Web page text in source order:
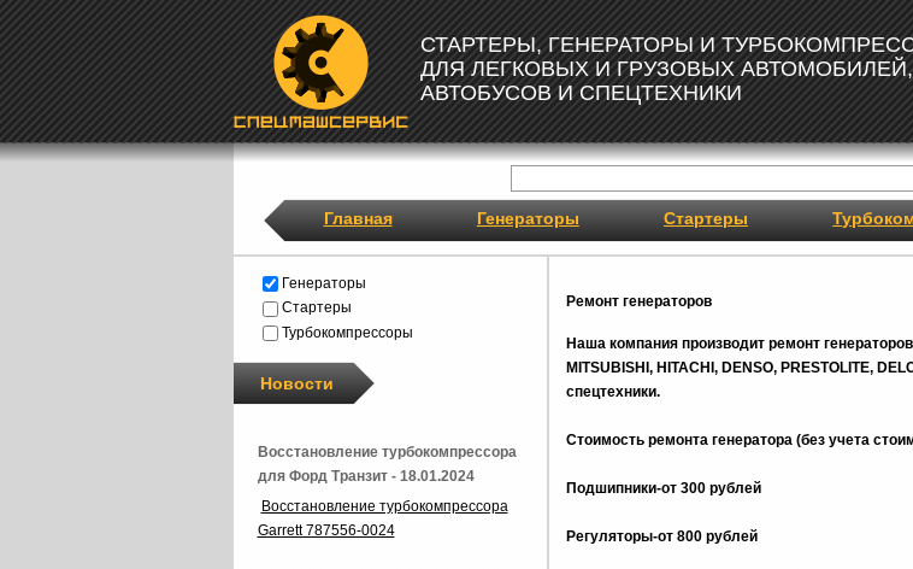
СТАРТЕРЫ, ГЕНЕРАТОРЫ И
ДЛЯ ЛЕГКОВЫХ И ГРУЗОВЫХ АВТОМОБИЛЕЙ,
АВТОБУСОВ И СПЕЦТЕХНИКИ
Главная Генераторы Стартеры
Ремонт генераторов
Наша компания производит ремонт
MITSUBISHI, HITACHI, DENSO, PRESTOLITE,
спецтехники.
Стоимость ремонта генератора (без учета
Подшипники-от 300 рублей
Регуляторы-от 800 рублей
Генераторы
Стартеры
Турбокомпрессоры
Новости
Восстановление турбокомпрессора
для Форд Транзит - 18.01.2024
Восстановление турбокомпрессора
Garrett 787556-0024